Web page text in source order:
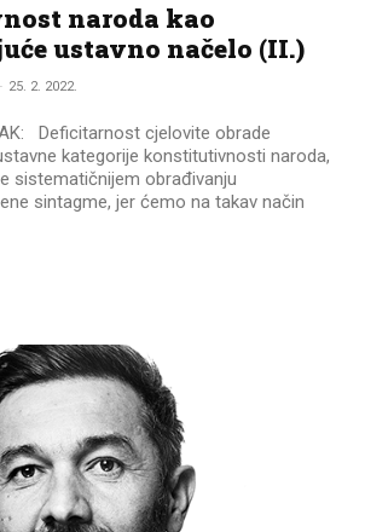
naroda kao
ustavno načelo (II.)
- 25. 2. 2022.
kategorije konstitutivnosti naroda,
sistematičnijem obrađivanju
sintagme, jer ćemo na takav način